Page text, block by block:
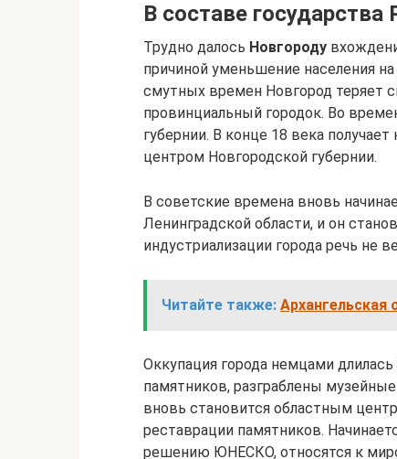
В составе государства
Трудно далось Новгороду
причиной уменьшение населения
смутных времен Новгород теряет
провинциальный городок. Во
губернии. В конце 18 века
центром Новгородской губернии.
В советские времена вновь
Ленинградской области, и он
индустриализации города речь не
Читайте также:
Оккупация города немцами
памятников, разграблены
вновь становится областным
реставрации памятников.
решению ЮНЕСКО, относятся к